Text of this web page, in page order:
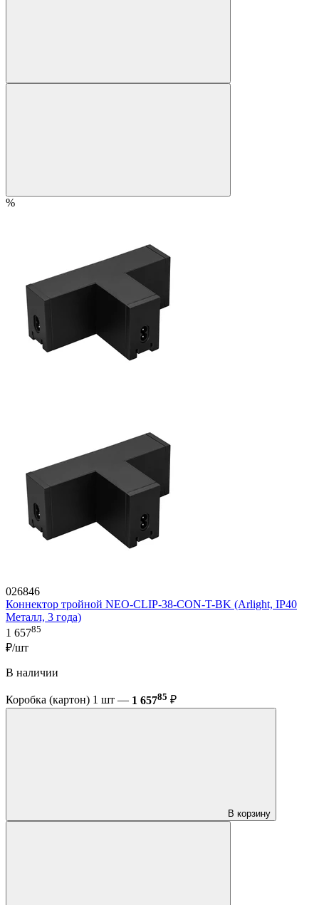
%
026846
Коннектор тройной NEO-CLIP-38-CON-T-BK (Arlight, IP40
Металл, 3 года)
1 65785
₽/шт
В наличии
Коробка (картон) 1 шт — 1 65785 ₽
В корзину